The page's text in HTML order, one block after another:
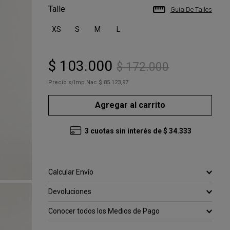
Talle
XS S M
Guia De Talles
$ 103.000 $ 172.000
Precio s/Imp.Nac $ 85.123,97
Agregar al carrito
3 cuotas sin interés de $ 34.333
Calcular Envío
Devoluciones
Conocer todos los Medios de Pago